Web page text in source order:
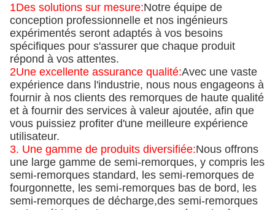
1Des solutions sur mesure:Notre équipe de
conception professionnelle et nos ingénieurs
expérimentés seront adaptés à vos besoins
spécifiques pour s'assurer que chaque produit
répond à vos attentes.
2Une excellente assurance qualité:Avec une vaste
expérience dans l'industrie, nous nous engageons à
fournir à nos clients des remorques de haute qualité
et à fournir des services à valeur ajoutée, afin que
vous puissiez profiter d'une meilleure expérience
utilisateur.
3. Une gamme de produits diversifiée:Nous offrons
une large gamme de semi-remorques, y compris les
semi-remorques standard, les semi-remorques de
fourgonnette, les semi-remorques bas de bord, les
semi-remorques de décharge,des semi-remorques